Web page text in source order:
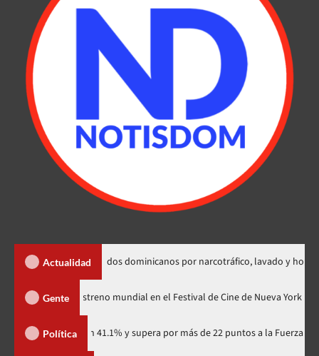
Actualidad
de dos dominicanos por narcotráfico, lavado y homicidio
Gente
Minus Zero» tendrá su estreno mundial en el Festival de Cine de
Política
con 41.1% y supera por más de 22 puntos a la Fuerza del Pueblo